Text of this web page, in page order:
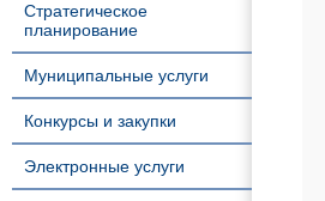
Стратегическое
планирование
Муниципальные услуги
Конкурсы и закупки
Электронные услуги